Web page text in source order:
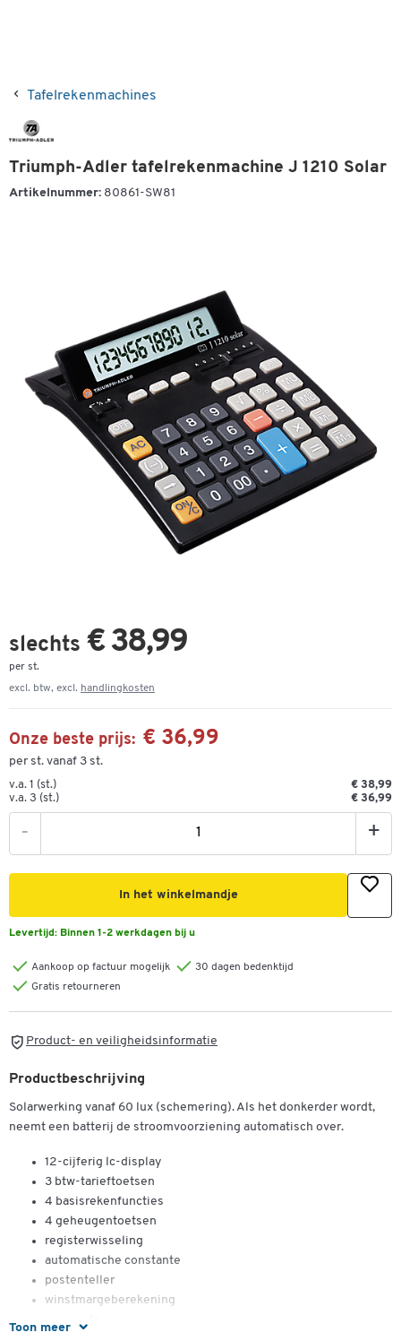
Tafelrekenmachines
Triumph-Adler tafelrekenmachine J 1210 Solar
Artikelnummer: 80861-SW81
slechts € 38,99
per st.
excl. btw, excl. handlingkosten
Onze beste prijs: € 36,99
per st. vanaf 3 st.
v.a. 1 (st.)
€ 38,99
v.a. 3 (st.)
€ 36,99
- +
In het winkelmandje
Levertijd: Binnen 1-2 werkdagen bij u
Aankoop op factuur mogelijk
30 dagen bedenktijd
Gratis retourneren
Product- en veiligheidsinformatie
Toon meer
Productbeschrijving
Solarwerking vanaf 60 lux (schemering). Als het donkerder wordt,
neemt een batterij de stroomvoorziening automatisch over.
12-cijferig lc-display
3 btw-tarieftoetsen
4 basisrekenfuncties
4 geheugentoetsen
registerwisseling
automatische constante
postenteller
winstmargeberekening